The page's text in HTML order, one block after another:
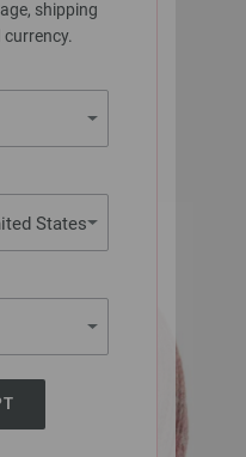
shipping
States
16 FINE